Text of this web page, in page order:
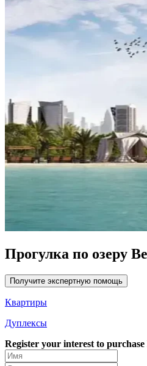
Прогулка по озеру
Получите экспертную помощь
Квартиры
Дуплексы
Register your interest to purchase